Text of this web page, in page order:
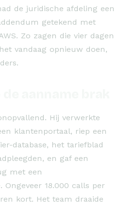
de juridische afdeling een
getekend met
Zo zagen die vier dagen
vandaag opnieuw doen,
Hij verwerkte
klantenportaal, riep een
database, het tariefblad
en gaf een
met een
Ongeveer 18.000 calls per
kort. Het team draaide